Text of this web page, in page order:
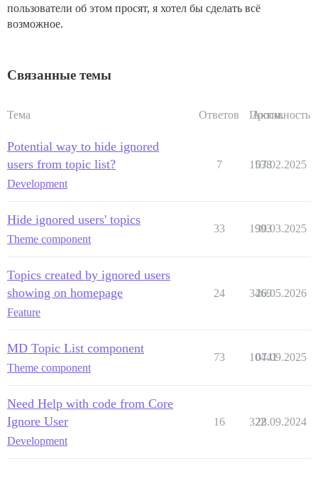
пользователи об этом просят, я хотел бы сделать всё
возможное.
Связанные темы
Тема Ответов Просм.
Активность
Potential way to hide ignored
users from topic list?
Development
7 1538
07.02.2025
Hide ignored users' topics
Theme component
33 1993
30.03.2025
Topics created by ignored users
showing on homepage
Feature
24 3469
26.05.2026
MD Topic List component
Theme component
73 10441
07.09.2025
Need Help with code from Core
Ignore User
Development
16 322
28.09.2024